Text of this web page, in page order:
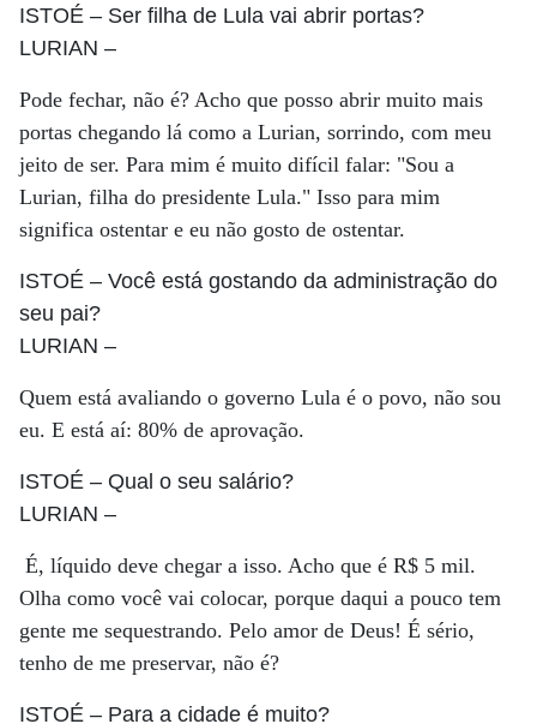
ISTOÉ – Ser filha de Lula vai abrir portas?
LURIAN –
Pode fechar, não é? Acho que posso abrir muito mais
portas chegando lá como a Lurian, sorrindo, com meu
jeito de ser. Para mim é muito difícil falar: "Sou a
Lurian, filha do presidente Lula." Isso para mim
significa ostentar e eu não gosto de ostentar.
ISTOÉ – Você está gostando da administração do
seu pai?
LURIAN –
Quem está avaliando o governo Lula é o povo, não sou
eu. E está aí: 80% de aprovação.
ISTOÉ – Qual o seu salário?
LURIAN –
É, líquido deve chegar a isso. Acho que é R$ 5 mil.
Olha como você vai colocar, porque daqui a pouco tem
gente me sequestrando. Pelo amor de Deus! É sério,
tenho de me preservar, não é?
ISTOÉ – Para a cidade é muito?